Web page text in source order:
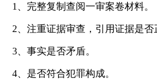
1、完整复制查阅一审案卷材料。
2、注重证据审查，引用证据是否
3、事实是否矛盾。
4、是否符合犯罪构成。